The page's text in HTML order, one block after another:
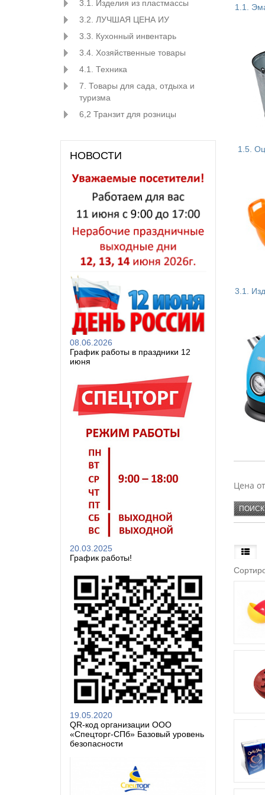
3.1. Изделия из пластмассы
3.2. ЛУЧШАЯ ЦЕНА ИУ
3.3. Кухонный инвентарь
3.4. Хозяйственные товары
4.1. Техника
7. Товары для сада, отдыха и
туризма
6,2 Транзит для розницы
НОВОСТИ
08.06.2026
График работы в праздники 12
июня
20.03.2025
График работы!
19.05.2020
QR-код организации ООО
«Спецторг-СПб» Базовый уровень
безопасности
1.1.
1.5.
3.1.
Цена от